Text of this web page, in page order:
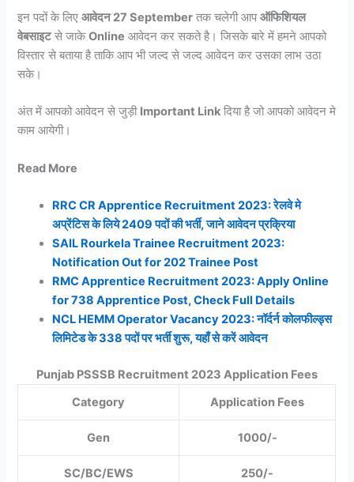
इन पदों के लिएआवेदन 27 September तक चलेगी आपऑफिशियल
वेबसाइटसे जाकेOnline आवेदन कर सकते है। जिसके बारे में हमने आपको
विस्तार से बताया है ताकि आप भी जल्द से जल्द आवेदन कर उसका लाभ उठा
सके।
अंत में आपको आवेदन से जुड़ी Important Link दिया है जो आपको आवेदन मे
काम आयेगी।
Read More
RRC CR Apprentice Recruitment 2023: रेलवे मे
अप्रेंटिस के लिये 2409 पदों की भर्ती, जाने आवेदन प्रक्रिया
SAIL Rourkela Trainee Recruitment 2023:
Notification Out for 202 Trainee Post
RMC Apprentice Recruitment 2023: Apply Online
for 738 Apprentice Post, Check Full Details
NCL HEMM Operator Vacancy 2023: नॉर्दर्न कोलफील्ड्स
लिमिटेड के 338 पदों पर भर्ती शुरू, यहाँ से करें आवेदन
Punjab PSSSB Recruitment 2023 Application Fees
Category
Application Fees
Gen 1000/-
SC/BC/EWS 250/-